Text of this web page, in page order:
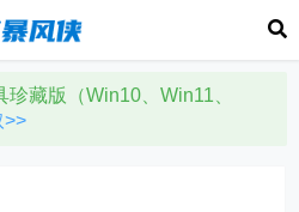
藏版（Win10、Win11、
>>